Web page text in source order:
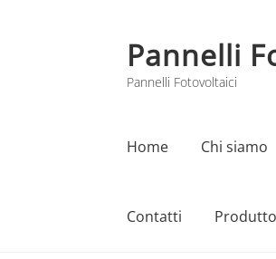
Vai
alla
navigazione
Vai
al
contenuto
Pannelli
Pannelli Fotovoltaici
Home Chi siamo
Contatti